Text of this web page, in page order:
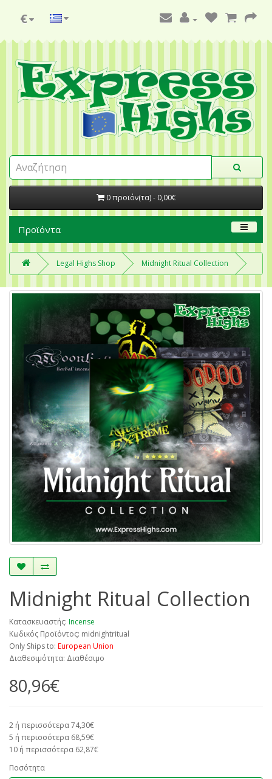
€
0 προϊόν(τα) - 0,00€
Προϊόντα
Legal Highs Shop Midnight Ritual Collection
Midnight Ritual Collection
Κατασκευαστής: Incense
Κωδικός Προϊόντος: midnightritual
Only Ships to: European Union
Διαθεσιμότητα: Διαθέσιμο
80,96€
2 ή περισσότερα 74,30€
5 ή περισσότερα 68,59€
10 ή περισσότερα 62,87€
Ποσότητα